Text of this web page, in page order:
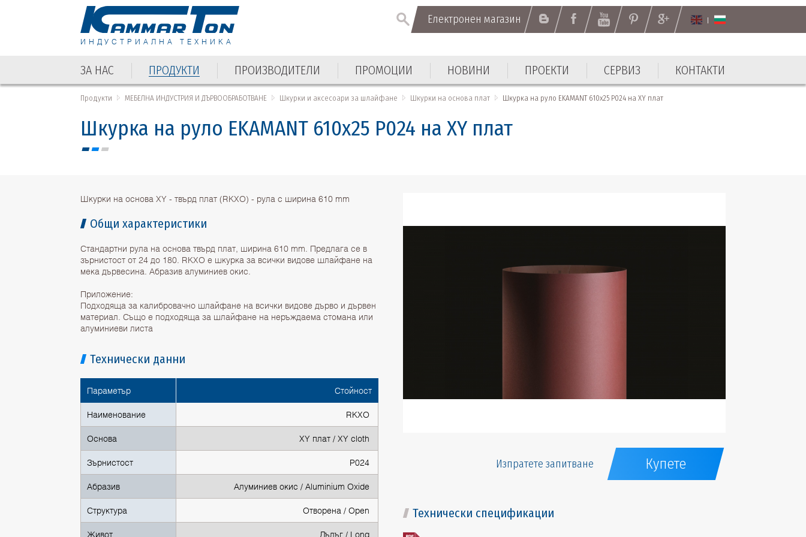
ИНДУСТРИАЛНА ТЕХНИКА
Електронен магазин
ЗА НАС ПРОДУКТИ ПРОИЗВОДИТЕЛИ ПРОМОЦИИ НОВИНИ ПРОЕКТИ СЕРВИЗ КОНТАКТИ
Продукти МЕБЕЛНА ИНДУСТРИЯ И ДЪРВООБРАБОТВАНЕ Шкурки и аксесоари за шлайфане Шкурки на основа плат Шкурка на руло EKAMANT 610х25 P024 на XY плат
Шкурка на руло EKAMANT 610х25 P024 на XY плат
Шкурки на основа XY - твърд плат (RKXO) - рула с ширина 610 mm
Общи характеристики
Стандартни рула на основа твърд плат, ширина 610 mm. Предлага се в
зърнистост от 24 до 180. RKXO e шкурка за всички видове шлайфане на
мека дървесина. Абразив алуминиев окис.
Приложение:
Подходяща за калибровачно шлайфане на всички видове дърво и дървен
материал. Също е подходяща за шлайфане на неръждаема стомана или
алуминиеви листа
Технически данни
Параметър Стойност
Наименование RKXO
Основа XY плат / XY cloth
Зърнистост P024
Абразив Алуминиев окис / Aluminium Oxide
Структура Отворена / Open
Живот Дълъг / Long
Изпратете запитване Купете
Технически спецификации